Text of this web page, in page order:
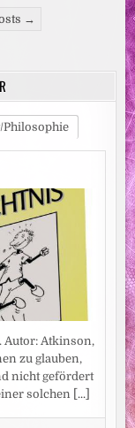
→
Autor: Atkinson,
zu glauben,
nicht gefördert
solchen [...]